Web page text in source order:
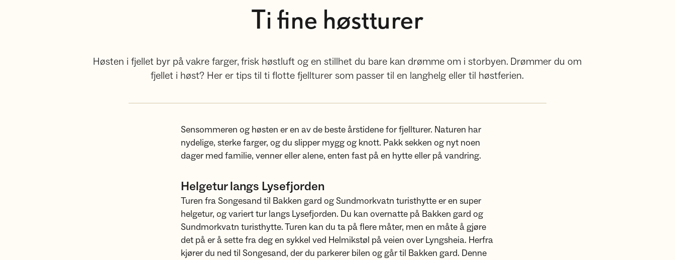
Ti fine høstturer
Høsten i fjellet byr på vakre farger, frisk høstluft og en stillhet du bare kan drømme om i storbyen. Drømmer du om
fjellet i høst? Her er tips til ti flotte fjellturer som passer til en langhelg eller til høstferien.
Sensommeren og høsten er en av de beste årstidene for fjellturer. Naturen har
nydelige, sterke farger, og du slipper mygg og knott. Pakk sekken og nyt noen
dager med familie, venner eller alene, enten fast på en hytte eller på vandring.
Helgetur langs Lysefjorden
Turen fra Songesand til Bakken gard og Sundmorkvatn turisthytte er en super
helgetur, og variert tur langs Lysefjorden. Du kan overnatte på Bakken gard og
Sundmorkvatn turisthytte. Turen kan du ta på flere måter, men en måte å gjøre
det på er å sette fra deg en sykkel ved Helmikstøl på veien over Lyngsheia. Herfra
kjører du ned til Songesand, der du parkerer bilen og går til Bakken gard. Denne